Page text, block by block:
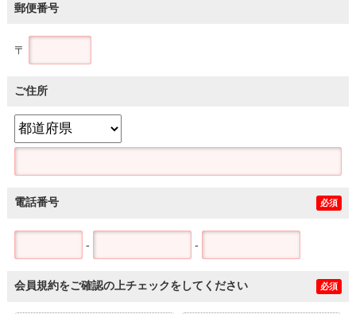
郵便番号
〒
ご住所
電話番号 必須
- -
会員規約をご確認の上チェックをしてください 必須